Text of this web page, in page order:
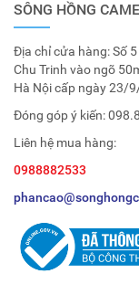
SÔNG HỒNG
Địa chỉ cửa hàng: Số
Chu Trinh vào ngõ
Hà Nội cấp ngày 23/
Đóng góp ý kiến:
Liên hệ mua hàng:
0988882533